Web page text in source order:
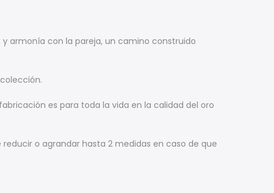
y armonía con la pareja, un camino construido
es para toda la vida en la calidad del oro
o agrandar hasta 2 medidas en caso de que